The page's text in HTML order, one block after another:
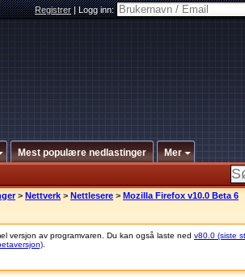
Registrer|Logg inn:
Mest populære nedlastinger Mer
> Nettverk > Nettlesere > Mozilla Firefox v10.0 Beta 6
versjon av programvaren. Du kan også laste ned v80.0 (siste